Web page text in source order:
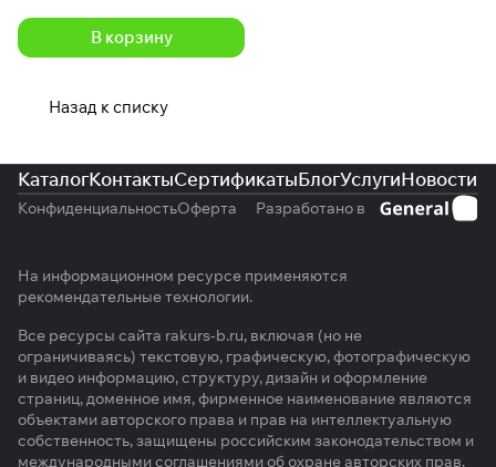
В корзину
Назад к списку
КаталогКонтактыСертификатыБлогУслугиНовости
КонфиденциальностьОферта Разработано в
На информационном ресурсе применяются
рекомендательные технологии.
Все ресурсы сайта rakurs-b.ru, включая (но не
ограничиваясь) текстовую, графическую, фотографическую
и видео информацию, структуру, дизайн и оформление
страниц, доменное имя, фирменное наименование являются
объектами авторского права и прав на интеллектуальную
собственность, защищены российским законодательством и
международными соглашениями об охране авторских прав.